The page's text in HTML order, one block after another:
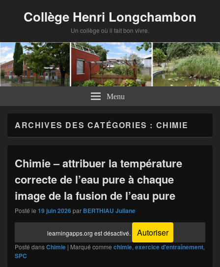
Collège Henri Longchambon
Un collège où il fait bon vivre.
Menu
ARCHIVES DES CATÉGORIES : CHIMIE
Chimie – attribuer la température
correcte de l’eau pure à chaque
image de la fusion de l’eau pure
Posté le 19 juin 2026par BERTHIAU Juliane
learningapps.org est désactivé. Autoriser
Posté dansChimie | Marqué comme chimie, exercice d'entraînement,
SPC